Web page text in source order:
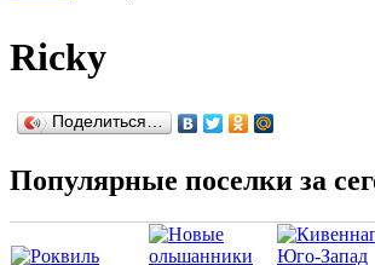
Ricky
Поделиться…
Популярные поселки за